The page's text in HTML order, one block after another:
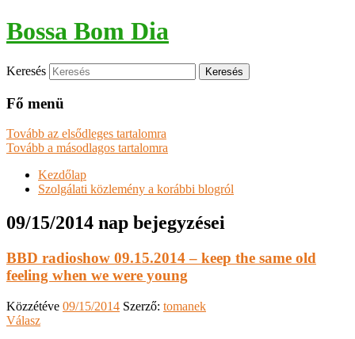
Bossa Bom Dia
Keresés
Fő menü
Tovább az elsődleges tartalomra
Tovább a másodlagos tartalomra
Kezdőlap
Szolgálati közlemény a korábbi blogról
09/15/2014 nap bejegyzései
BBD radioshow 09.15.2014 – keep the same old
feeling when we were young
Közzétéve 09/15/2014 Szerző: tomanek
Válasz